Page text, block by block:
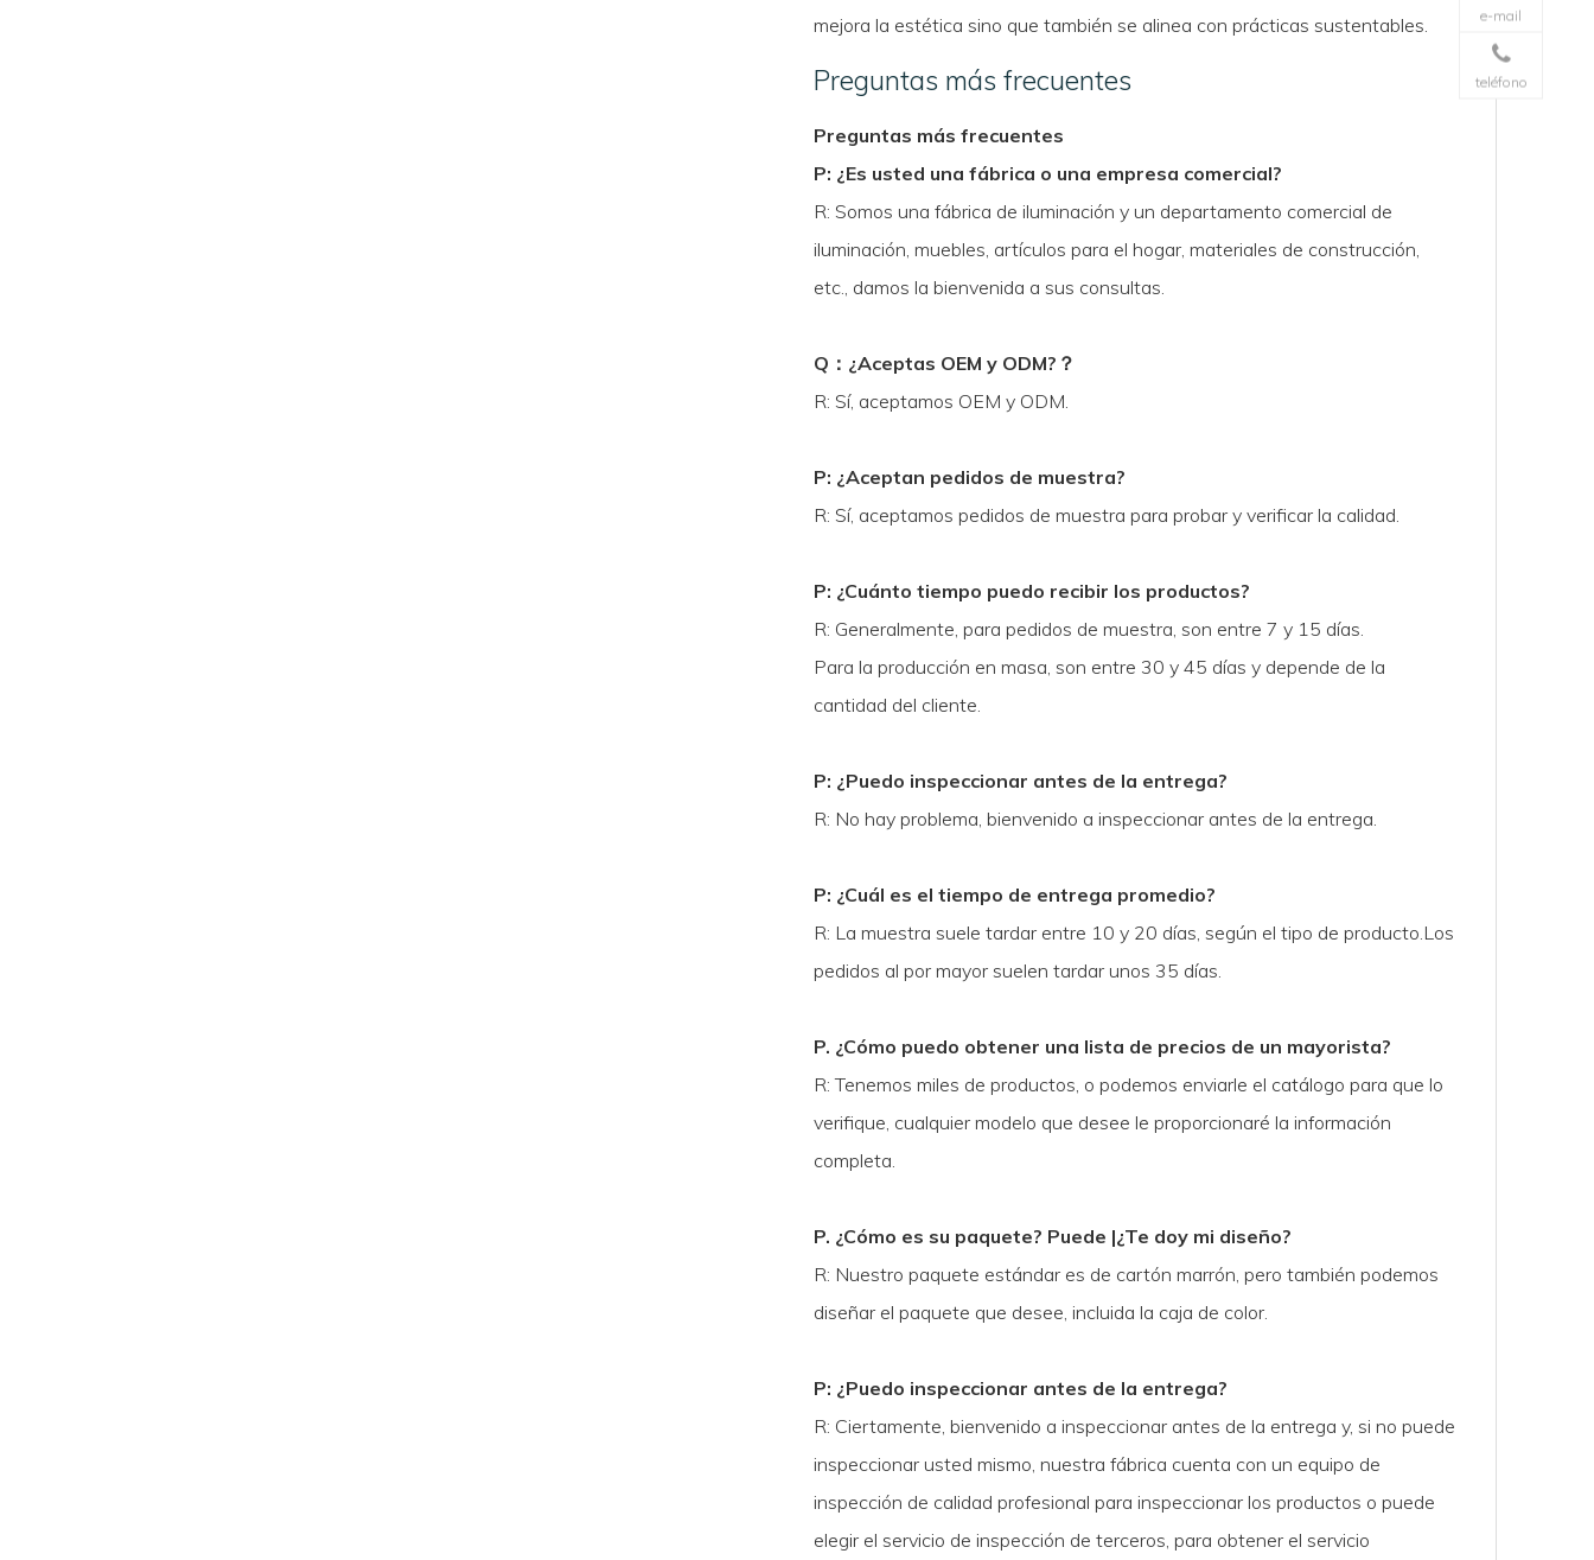
mejora la estética sino que también se alinea con prácticas sustentables.
Preguntas más frecuentes
Preguntas más frecuentes
P: ¿Es usted una fábrica o una empresa comercial?
R: Somos una fábrica de iluminación y un departamento comercial de
iluminación, muebles, artículos para el hogar, materiales de construcción,
etc., damos la bienvenida a sus consultas.
Q ： ¿Aceptas OEM y ODM? ？
R: Sí, aceptamos OEM y ODM.
P: ¿Aceptan pedidos de muestra?
R: Sí, aceptamos pedidos de muestra para probar y verificar la calidad.
P: ¿Cuánto tiempo puedo recibir los productos?
R: Generalmente, para pedidos de muestra, son entre 7 y 15 días.
Para la producción en masa, son entre 30 y 45 días y depende de la
cantidad del cliente.
P: ¿Puedo inspeccionar antes de la entrega?
R: No hay problema, bienvenido a inspeccionar antes de la entrega.
P: ¿Cuál es el tiempo de entrega promedio?
R: La muestra suele tardar entre 10 y 20 días, según el tipo de producto.Los
pedidos al por mayor suelen tardar unos 35 días.
P. ¿Cómo puedo obtener una lista de precios de un mayorista?
R: Tenemos miles de productos, o podemos enviarle el catálogo para que lo
verifique, cualquier modelo que desee le proporcionaré la información
completa.
P. ¿Cómo es su paquete? Puede |¿Te doy mi diseño?
R: Nuestro paquete estándar es de cartón marrón, pero también podemos
diseñar el paquete que desee, incluida la caja de color.
P: ¿Puedo inspeccionar antes de la entrega?
R: Ciertamente, bienvenido a inspeccionar antes de la entrega y, si no puede
inspeccionar usted mismo, nuestra fábrica cuenta con un equipo de
inspección de calidad profesional para inspeccionar los productos o puede
elegir el servicio de inspección de terceros, para obtener el servicio
e-mail
teléfono